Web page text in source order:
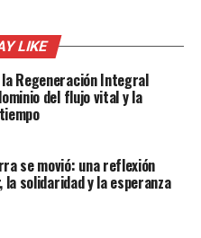
LIKE
Regeneración Integral
del flujo vital y la
se movió: una reflexión
la solidaridad y la esperanza